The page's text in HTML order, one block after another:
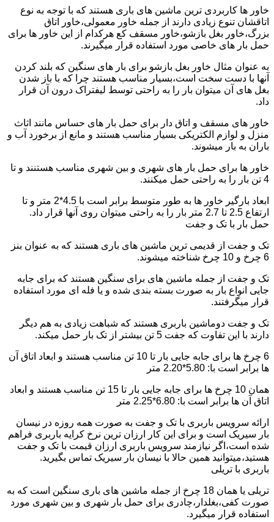
خاور ها کاربردی ترین ماشین های باری هستند که با توجه به نوع
اتاقشان تنوع زیادی دارند از جمله خاور معمولی،خاور اتاق
بزرگ،خاور بغل بازشو،خاور مسقف کع هرکدام از این خاور ها برای
حمل بار های خاصی مورد استفاده قرار میگیرند.
به عنوان مثال خاور بغل بازشو برای بار های سنگین که بلند کردن
آنها با دست سخت است،بسیار مناسب هستند چرا که با باز شدن
بغل های آن میتوان بار را به راحتی توسط لیفتراک درون آن قرار
داد.
خاور های مسقف و اتاق دار برای حمل بار های حساس مانند اثاث
منزل و لوازم الکتریکی بسیار مناسب هستند و مانع از برخورد آب و
باران به بار میشوند.
خاور ها برای حمل بار های شهری و بین شهری مناسب هستنند و تا
4 تن بار را به راحتی حمل میکنند.
ابعاد بارگیر خاور ها به طور متوسط برابر است با 4.5*2 متر و تا
ارتفاع 2.5 تا 2.7 متر بار را به راحتی میتوان روی آنها قرار داد.
حمل بار با تک و جفت
تک و جفت از قدیمی ترین ماشین های باری هستند که به عنوان بنز
6 چرخ و 10 چرخ شناخته میشوند.
تک و جفت از جمله ماشین های برای سنگین هستند که برای جابه
جایی انواع بار به صورت بسته بندی شده و یا فله ای مورد استفاده
قرار میگرفتند.
تک و جفت دوماشین باربری هستند که شباهت زیادی به هم دیگر
دارند با این تفاوت که جفت 5 تن بیشتر از تک بار حمل میکند.
6 چرخ ها برای جابه جایی بار تا 10 تن مناسب هستند و ابعاد اتاق آن
ها برابر است با: 5.80*2.20 متر
همان 10 چرخ ها برای جابه جایی بار تا 15 تن مناسب هستند و ابعاد
اتاق آن ها برابر است با: 6.80*2.25 متر
ارائه سرویس باربری با تک و جفت به صورت همه روزه در نیسان
بار سیریک است و برای این کار ارزان ترین نرخ کرایه باربری فراهم
شده است،اگر نیازمند سرویس باربری ارزان قیمت با تک و جفت
هستید،میتوانید همین حالا با نیسان بار سیریک تماس بگیرید.
باربری با تریلی
تریلی یا همان 18 چرخ از جمله ماشین های باری سنگین است که به
صورت کفی،بغلدار،چادری برای حمل بار شهری و بین شهری مورد
استفاده قرار میگیرد.